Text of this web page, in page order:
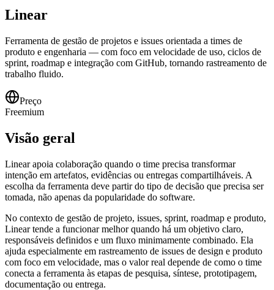
Linear
Ferramenta de gestão de projetos e issues orientada a times de
produto e engenharia — com foco em velocidade de uso, ciclos de
sprint, roadmap e integração com GitHub, tornando rastreamento de
trabalho fluido.
Preço
Freemium
Visão geral
Linear apoia colaboração quando o time precisa transformar
intenção em artefatos, evidências ou entregas compartilháveis. A
escolha da ferramenta deve partir do tipo de decisão que precisa ser
tomada, não apenas da popularidade do software.
No contexto de gestão de projeto, issues, sprint, roadmap e produto,
Linear tende a funcionar melhor quando há um objetivo claro,
responsáveis definidos e um fluxo minimamente combinado. Ela
ajuda especialmente em rastreamento de issues de design e produto
com foco em velocidade, mas o valor real depende de como o time
conecta a ferramenta às etapas de pesquisa, síntese, prototipagem,
documentação ou entrega.